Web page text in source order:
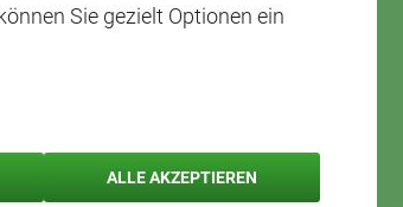
duftet.
Sie gezielt Optionen ein
ALLE AKZEPTIEREN